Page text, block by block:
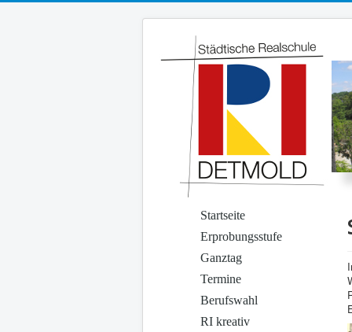
Startseite
Erprobungsstufe
Ganztag
Termine
Berufswahl
RI kreativ